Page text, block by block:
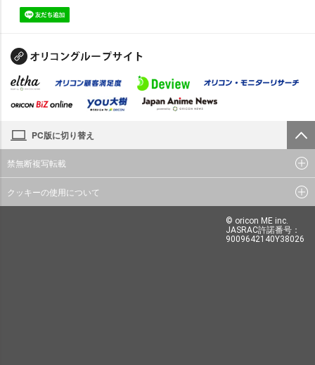
PC版に切り替え
禁無断複写転載
クッキーの使用について
© oricon ME inc.
JASRAC許諾番号：
9009642140Y38026